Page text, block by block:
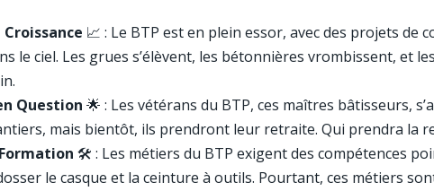
Croissance 📈 : Le BTP est en plein essor, avec des projets
le ciel. Les grues s’élèvent, les bétonnières vrombissent, et
Question 🌟 : Les vétérans du BTP, ces maîtres bâtisseurs,
mais bientôt, ils prendront leur retraite. Qui prendra la
🛠️ : Les métiers du BTP exigent des compétences
le casque et la ceinture à outils. Pourtant, ces métiers